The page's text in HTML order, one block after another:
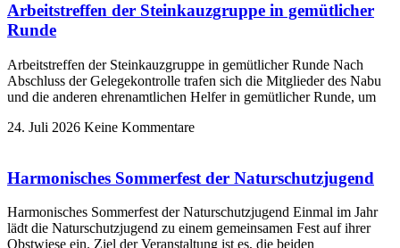
Arbeitstreffen der Steinkauzgruppe in gemütlicher
Runde
Arbeitstreffen der Steinkauzgruppe in gemütlicher Runde Nach
Abschluss der Gelegekontrolle trafen sich die Mitglieder des Nabu
und die anderen ehrenamtlichen Helfer in gemütlicher Runde, um
24. Juli 2026 Keine Kommentare
Harmonisches Sommerfest der Naturschutzjugend
Harmonisches Sommerfest der Naturschutzjugend Einmal im Jahr
lädt die Naturschutzjugend zu einem gemeinsamen Fest auf ihrer
Obstwiese ein. Ziel der Veranstaltung ist es, die beiden